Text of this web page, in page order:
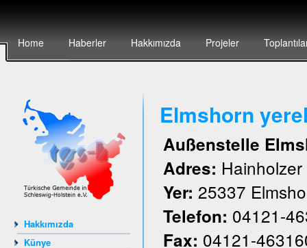
Home Haberler Hakkımızda Projeler
Hakkımızda
Künye
Elmshorn
Außenstelle
Adres:
Yer: 25337
Telefon: 04121-
Fax: 04121-